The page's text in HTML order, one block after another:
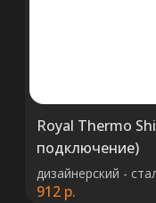
Royal Thermo
подключение)
дизайнерский -
912 р.